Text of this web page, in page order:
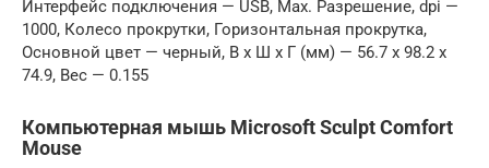
Интерфейс подключения — USB, Max. Разрешение, dpi —
1000, Колесо прокрутки, Горизонтальная прокрутка,
Основной цвет — черный, В x Ш x Г (мм) — 56.7 x 98.2 x
74.9, Вес — 0.155
Компьютерная мышь Microsoft Sculpt Comfort
Mouse